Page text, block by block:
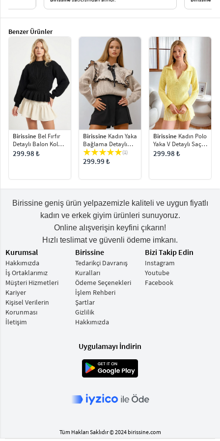
Benzer Ürünler
Birissine Bel Fırfır
Detaylı Balon Kol
Kadın Triko Bluz
299.98 ₺
Birissine Kadın Yaka
Bağlama Detaylı
Fırfırlı Selanik Örgü
Kazak
(1)
299.99 ₺
Birissine Kadın Polo
Yaka V Detaylı Saç
Örgü Triko Bluz
299.98 ₺
Birissine geniş ürün yelpazemizle kaliteli ve uygun fiyatlı
kadın ve erkek giyim ürünleri sunuyoruz.
Online alışverişin keyfini çıkarın!
Hızlı teslimat ve güvenli ödeme imkanı.
Kurumsal
Hakkımızda
İş Ortaklarımız
Müşteri Hizmetleri
Kariyer
Kişisel Verilerin
Korunması
İletişim
Birissine
Tedarikçi Davranış
Kuralları
Ödeme Seçenekleri
İşlem Rehberi
Şartlar
Gizlilik
Hakkımızda
Bizi Takip Edin
Instagram
Youtube
Facebook
Uygulamayı İndirin
Tüm Hakları Saklıdır © 2024 birissine.com